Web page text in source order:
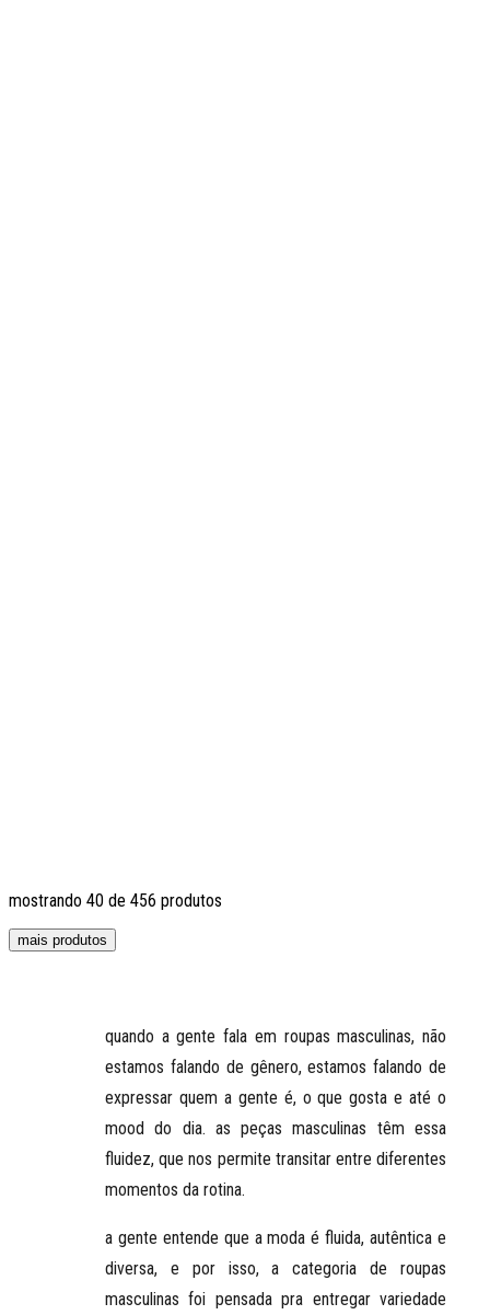
mostrando 40 de 456 produtos
mais produtos
quando a gente fala em roupas masculinas, não
estamos falando de gênero, estamos falando de
expressar quem a gente é, o que gosta e até o
mood do dia. aspeças masculinas têm essa
fluidez, que nos permite transitar entre diferentes
momentos da rotina.
a gente entende que a moda é fluida, autêntica e
diversa, e por isso, a categoria de roupas
masculinas foi pensada pra entregar variedade